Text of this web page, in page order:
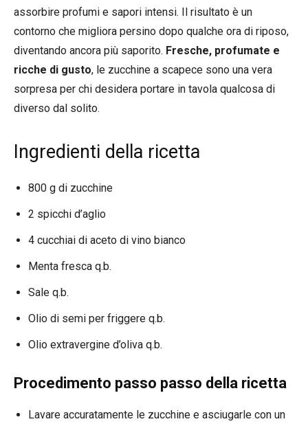
assorbire profumi e sapori intensi. Il risultato è un
contorno che migliora persino dopo qualche ora di riposo,
diventando ancora più saporito. Fresche, profumate e
ricche di gusto, le zucchine a scapece sono una vera
sorpresa per chi desidera portare in tavola qualcosa di
diverso dal solito.
Ingredienti della ricetta
800 g di zucchine
2 spicchi d’aglio
4 cucchiai di aceto di vino bianco
Menta fresca q.b.
Sale q.b.
Olio di semi per friggere q.b.
Olio extravergine d’oliva q.b.
Procedimento passo passo della ricetta
Lavare accuratamente le zucchine e asciugarle con un